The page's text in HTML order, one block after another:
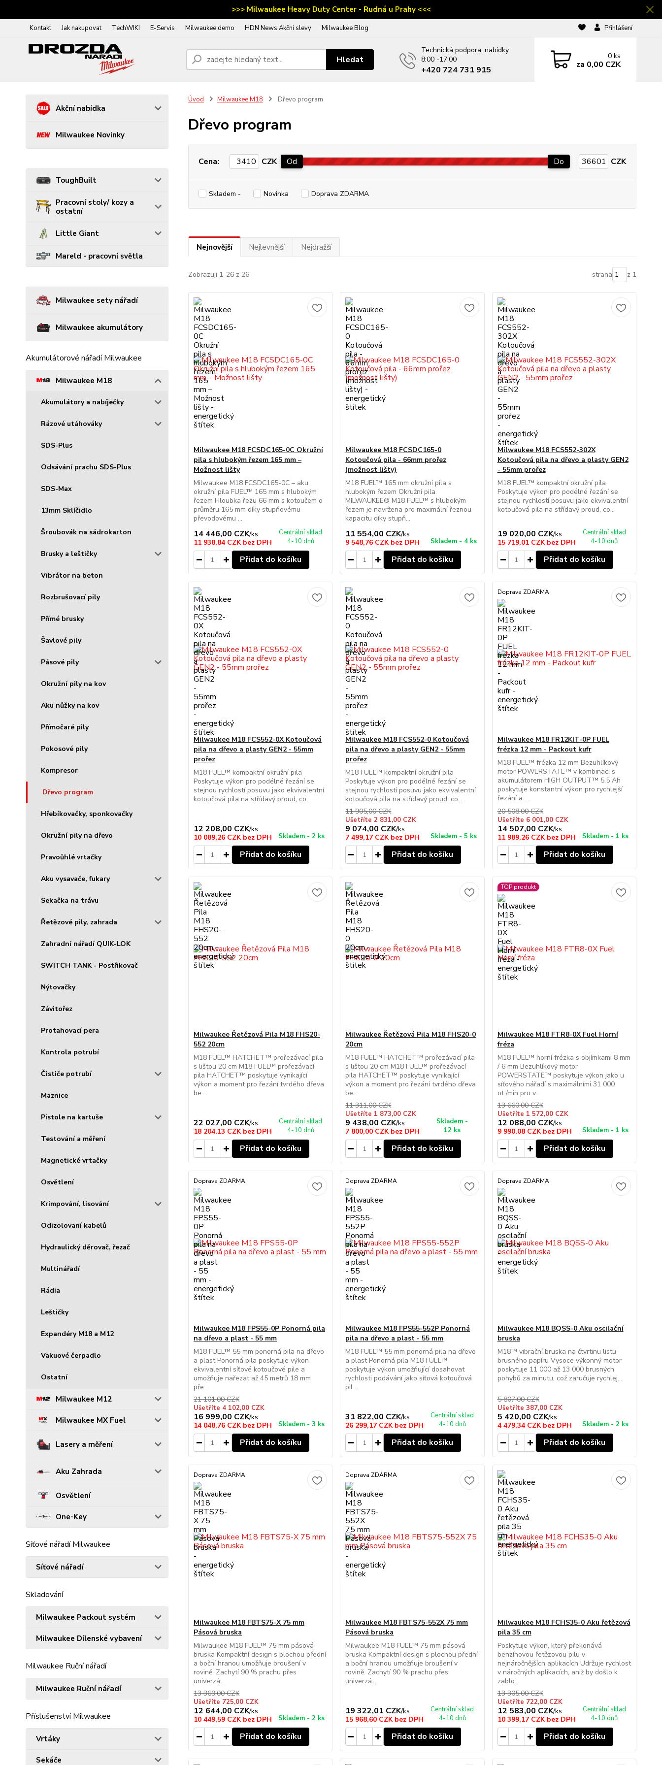
>>> Milwaukee Heavy Duty Center - Rudná u Prahy <<<
Kontakt Jak nakupovat TechWIKI E-Servis Milwaukee demo HDN News Akční slevy Milwaukee Blog Přihlášení
Hledat
Technická podpora, nabídky
8:00 -17:00
‭+420 724 731 915
0 ks
za 0,00 CZK
Akční nabídka
Milwaukee Novinky
ToughBuilt
Pracovní stoly/ kozy a
ostatní
Little Giant
Mareld - pracovní světla
Milwaukee sety nářadí
Milwaukee akumulátory
Akumulátorové nářadí Milwaukee
Milwaukee M18
Akumulátory a nabíječky
Rázové utáhováky
SDS-Plus
Odsávání prachu SDS-Plus
SDS-Max
13mm Sklíčidlo
Šroubovák na sádrokarton
Brusky a leštičky
Vibrátor na beton
Rozbrušovací pily
Přímé brusky
Šavlové pily
Pásové pily
Okružní pily na kov
Aku nůžky na kov
Přímočaré pily
Pokosové pily
Kompresor
Dřevo program
Hřebíkovačky, sponkovačky
Okružní pily na dřevo
Pravoůhlé vrtačky
Aku vysavače, fukary
Sekačka na trávu
Řetězové pily, zahrada
Zahradní nářadí QUIK-LOK
SWITCH TANK - Postřikovač
Nýtovačky
Závitořez
Protahovací pera
Kontrola potrubí
Čističe potrubí
Maznice
Pistole na kartuše
Testování a měření
Magnetické vrtačky
Osvětlení
Krimpování, lisování
Odizolovaní kabelů
Hydraulický děrovač, řezač
Multinářadí
Rádia
Leštičky
Expandéry M18 a M12
Vakuové čerpadlo
Ostatní
Milwaukee M12
Milwaukee MX Fuel
Lasery a měření
Aku Zahrada
Osvětlení
One-Key
Síťové nářadí Milwaukee
Síťové nářadí
Skladování
Milwaukee Packout systém
Milwaukee Dílenské vybavení
Milwaukee Ruční nářadí
Milwaukee Ruční nářadí
Příslušenství Milwaukee
Vrtáky
Sekáče
Úvod Milwaukee M18 Dřevo program
Dřevo program
Cena: CZK Od Do CZK
Skladem - Novinka Doprava ZDARMA
Nejnovější Nejlevnější Nejdražší
Zobrazuji 1-26 z 26 strana z 1
Milwaukee M18 FCSDC165-0C Okružní
pila s hlubokým řezem 165 mm –
Možnost lišty
Milwaukee M18 FCSDC165-0C – aku
okružní pila FUEL™ 165 mm s hlubokým
řezem Hloubka řezu 66 mm s kotoučem o
průměru 165 mm díky stupňovému
převodovému ...
14 446,00 CZK/ks
11 938,84 CZK bez DPH
Centrální sklad
4-10 dnů
Přidat do košíku
Milwaukee M18 FCSDC165-0
Kotoučová pila - 66mm prořez
(možnost lišty)
M18 FUEL™ 165 mm okružní pila s
hlubokým řezem Okružní pila
MILWAUKEE® M18 FUEL™ s hlubokým
řezem je navržena pro maximální řeznou
kapacitu díky stupň...
11 554,00 CZK/ks
9 548,76 CZK bez DPH Skladem - 4 ks
Přidat do košíku
Milwaukee M18 FCS552-302X
Kotoučová pila na dřevo a plasty GEN2
- 55mm prořez
M18 FUEL™ kompaktní okružní pila
Poskytuje výkon pro podélné řezání se
stejnou rychlostí posuvu jako ekvivalentní
kotoučová pila na střídavý proud, co...
19 020,00 CZK/ks
15 719,01 CZK bez DPH
Centrální sklad
4-10 dnů
Přidat do košíku
Milwaukee M18 FCS552-0X Kotoučová
pila na dřevo a plasty GEN2 - 55mm
prořez
M18 FUEL™ kompaktní okružní pila
Poskytuje výkon pro podélné řezání se
stejnou rychlostí posuvu jako ekvivalentní
kotoučová pila na střídavý proud, co...
12 208,00 CZK/ks
10 089,26 CZK bez DPH Skladem - 2 ks
Přidat do košíku
Milwaukee M18 FCS552-0 Kotoučová
pila na dřevo a plasty GEN2 - 55mm
prořez
M18 FUEL™ kompaktní okružní pila
Poskytuje výkon pro podélné řezání se
stejnou rychlostí posuvu jako ekvivalentní
kotoučová pila na střídavý proud, co...
11 905,00 CZK
Ušetříte 2 831,00 CZK
9 074,00 CZK/ks
7 499,17 CZK bez DPH Skladem - 5 ks
Přidat do košíku
Doprava ZDARMA
Milwaukee M18 FR12KIT-0P FUEL
frézka 12 mm - Packout kufr
M18 FUEL™ frézka 12 mm Bezuhlíkový
motor POWERSTATE™ v kombinaci s
akumulátorem HIGH OUTPUT™ 5,5 Ah
poskytuje konstantní výkon pro rychlejší
řezání a ...
20 508,00 CZK
Ušetříte 6 001,00 CZK
14 507,00 CZK/ks
11 989,26 CZK bez DPH Skladem - 1 ks
Přidat do košíku
Milwaukee Řetězová Pila M18 FHS20-
552 20cm
M18 FUEL™ HATCHET™ prořezávací pila
s lištou 20 cm M18 FUEL™ prořezávací
pila HATCHET™ poskytuje vynikající
výkon a moment pro řezání tvrdého dřeva
be...
22 027,00 CZK/ks
18 204,13 CZK bez DPH
Centrální sklad
4-10 dnů
Přidat do košíku
Milwaukee Řetězová Pila M18 FHS20-0
20cm
M18 FUEL™ HATCHET™ prořezávací pila
s lištou 20 cm M18 FUEL™ prořezávací
pila HATCHET™ poskytuje vynikající
výkon a moment pro řezání tvrdého dřeva
be...
11 311,00 CZK
Ušetříte 1 873,00 CZK
9 438,00 CZK/ks
7 800,00 CZK bez DPH
Skladem -
12 ks
Přidat do košíku
TOP produkt
Milwaukee M18 FTR8-0X Fuel Horní
fréza
M18 FUEL™ horní frézka s objímkami 8 mm
/ 6 mm Bezuhlíkový motor
POWERSTATE™ poskytuje výkon jako u
síťového nářadí s maximálními 31 000
ot./min pro v...
13 660,00 CZK
Ušetříte 1 572,00 CZK
12 088,00 CZK/ks
9 990,08 CZK bez DPH Skladem - 1 ks
Přidat do košíku
Doprava ZDARMA
Milwaukee M18 FPS55-0P Ponorná pila
na dřevo a plast - 55 mm
M18 FUEL™ 55 mm ponorná pila na dřevo
a plast Ponorná pila poskytuje výkon
ekvivalentní síťové kotoučové pile a
umožňuje nařezat až 45 metrů 18 mm
pře...
21 101,00 CZK
Ušetříte 4 102,00 CZK
16 999,00 CZK/ks
14 048,76 CZK bez DPH Skladem - 3 ks
Přidat do košíku
Doprava ZDARMA
Milwaukee M18 FPS55-552P Ponorná
pila na dřevo a plast - 55 mm
M18 FUEL™ 55 mm ponorná pila na dřevo
a plast Ponorná pila M18 FUEL™
poskytuje výkon umožňující dosahovat
rychlosti podávání jako síťová kotoučová
pil...
31 822,00 CZK/ks
26 299,17 CZK bez DPH
Centrální sklad
4-10 dnů
Přidat do košíku
Doprava ZDARMA
Milwaukee M18 BQSS-0 Aku oscilační
bruska
M18™ vibrační bruska na čtvrtinu listu
brusného papíru Vysoce výkonný motor
poskytuje 11 000 až 13 000 brusných
pohybů za minutu, což zaručuje rychlej...
5 807,00 CZK
Ušetříte 387,00 CZK
5 420,00 CZK/ks
4 479,34 CZK bez DPH Skladem - 2 ks
Přidat do košíku
Doprava ZDARMA
Milwaukee M18 FBTS75-X 75 mm
Pásová bruska
Milwaukee M18 FUEL™ 75 mm pásová
bruska Kompaktní design s plochou přední
a boční hranou umožňuje broušení v
rovině. Zachytí 90 % prachu přes
univerzá...
13 369,00 CZK
Ušetříte 725,00 CZK
12 644,00 CZK/ks
10 449,59 CZK bez DPH Skladem - 2 ks
Přidat do košíku
Doprava ZDARMA
Milwaukee M18 FBTS75-552X 75 mm
Pásová bruska
Milwaukee M18 FUEL™ 75 mm pásová
bruska Kompaktní design s plochou přední
a boční hranou umožňuje broušení v
rovině. Zachytí 90 % prachu přes
univerzá...
19 322,01 CZK/ks
15 968,60 CZK bez DPH
Centrální sklad
4-10 dnů
Přidat do košíku
Milwaukee M18 FCHS35-0 Aku řetězová
pila 35 cm
Poskytuje výkon, který překonává
benzínovou řetězovou pilu v
nejnáročnějších aplikacích Udržuje rychlost
v náročných aplikacích, aniž by došlo k
zablo...
13 305,00 CZK
Ušetříte 722,00 CZK
12 583,00 CZK/ks
10 399,17 CZK bez DPH
Centrální sklad
4-10 dnů
Přidat do košíku